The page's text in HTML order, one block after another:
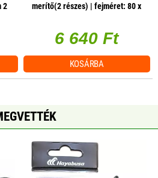
2
merítő(2 részes) | fejméret: 80 x
6 640 Ft
KOSÁRBA